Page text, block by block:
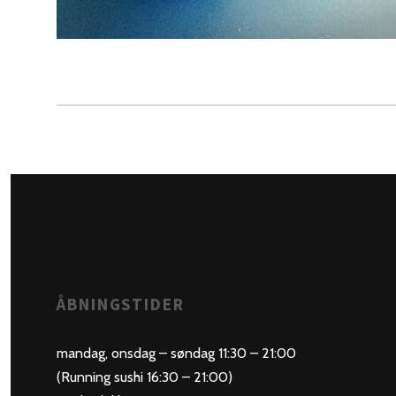
ÅBNINGSTIDER
mandag, onsdag – søndag 11:30 – 21:00
(Running sushi 16:30 – 21:00)